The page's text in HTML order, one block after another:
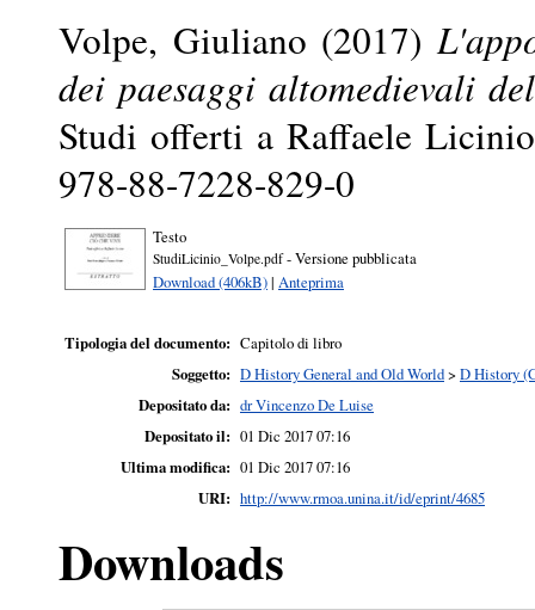
Volpe, Giuliano (2017)
dei paesaggi altomedievali
Studi offerti a Raffaele
978-88-7228-829-0
Testo
StudiLicinio_Volpe.pdf- Versione pubblicata
Download (406kB)| Anteprima
Tipologia del documento: Capitolo di libro
Soggetto: D History General and Old World> D History
Depositato da: dr Vincenzo De Luise
Depositato il: 01 Dic 2017 07:16
Ultima modifica: 01 Dic 2017 07:16
URI: http://www.rmoa.unina.it/id/eprint/4685
Downloads